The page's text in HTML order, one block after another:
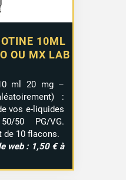
10ML
OU MX LAB
ml 20 mg –
:
vos e-liquides
50 PG/VG.
de 10 flacons.
web : 1,50 € à